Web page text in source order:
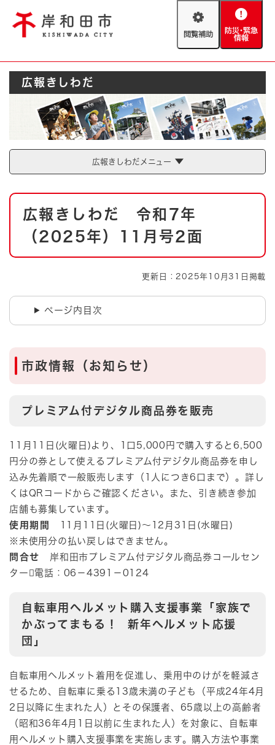
閲
助
防
緊
情
報
Foreign language
やさしい日本語
とじる
防災・緊急情報
ハザードマップ AED設置箇所
とじる
広報きしわだ
広報きしわだメニュー
本
広報きしわだ 令和7年
（2025年）11月号2面
更新日：2025年10月31日掲載
ページ内目次
市政情報（お知らせ）
プレミアム付デジタル商品券を販売
​11月11日(火曜日)より、1口5,000円で購入すると6,500
円分の券として使えるプレミアム付デジタル商品券を申し
込み先着順で一般販売します（1人につき6口まで）。詳し
くはQRコードからご確認ください。また、引き続き参加
店舗も募集しています。
使用期間
11月11日(火曜日)～12月31日(水曜日)
※未使用分の払い戻しはできません。
問合せ 岸和田市プレミアム付デジタル商品券コールセン
ター電話：06－4391－0124​
自転車用ヘルメット購入支援事業「家族で
かぶってまもる！ 新年ヘルメット応援
団」
自転車用ヘルメット着用を促進し、乗用中のけがを軽減さ
せるため、自転車に乗る13歳未満の子ども（平成24年4月
2日以降に生まれた人）とその保護者、65歳以上の高齢者
（昭和36年4月1日以前に生まれた人）を対象に、自転車
用ヘルメット購入支援事業を実施します。購入方法や事業